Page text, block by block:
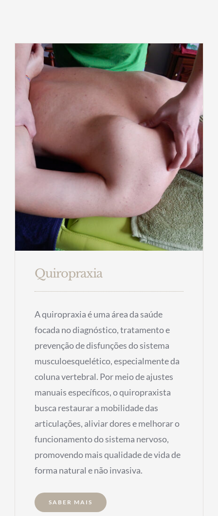
Quiropraxia
A quiropraxia é uma área da saúde
focada no diagnóstico, tratamento e
prevenção de disfunções do sistema
musculoesquelético, especialmente da
coluna vertebral. Por meio de ajustes
manuais específicos, o quiropraxista
busca restaurar a mobilidade das
articulações, aliviar dores e melhorar o
funcionamento do sistema nervoso,
promovendo mais qualidade de vida de
forma natural e não invasiva.
SABER MAIS